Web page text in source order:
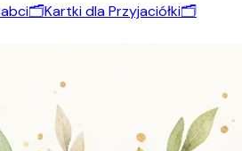
🗂️Kartki dla Przyjaciółki🗂️